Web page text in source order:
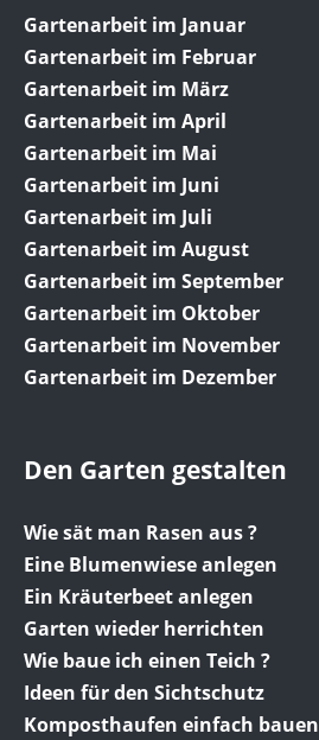
Gartenarbeit im Januar
Gartenarbeit im Februar
Gartenarbeit im März
Gartenarbeit im April
Gartenarbeit im Mai
Gartenarbeit im Juni
Gartenarbeit im Juli
Gartenarbeit im August
Gartenarbeit im September
Gartenarbeit im Oktober
Gartenarbeit im November
Gartenarbeit im Dezember
Den Garten gestalten
Wie sät man Rasen aus ?
Eine Blumenwiese anlegen
Ein Kräuterbeet anlegen
Garten wieder herrichten
Wie baue ich einen Teich ?
Ideen für den Sichtschutz
Komposthaufen einfach bauen